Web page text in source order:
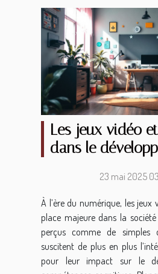
Les jeux vidéo
dans le
23 mai 2025
À l’ère du numérique, les jeux
place majeure dans la
perçus comme de simples
suscitent de plus en plus
pour leur impact sur le